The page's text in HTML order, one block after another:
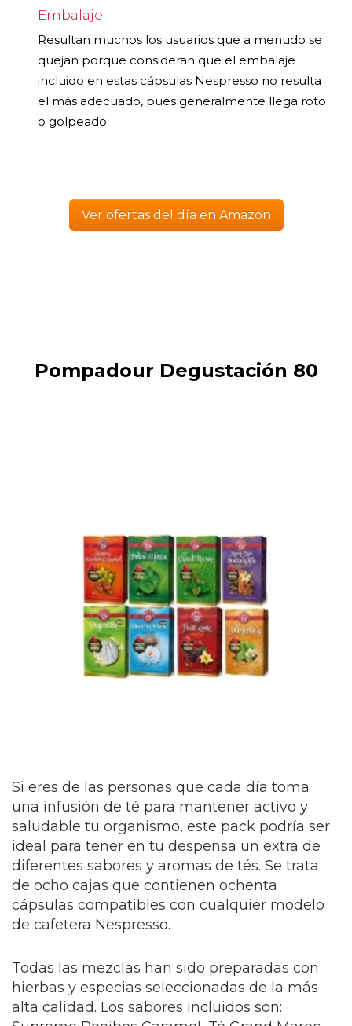
Embalaje:
Resultan muchos los usuarios que a menudo se
quejan porque consideran que el embalaje
incluido en estas cápsulas Nespresso no resulta
el más adecuado, pues generalmente llega roto
o golpeado.
Ver ofertas del día en Amazon
Pompadour Degustación 80
Si eres de las personas que cada día toma
una infusión de té para mantener activo y
saludable tu organismo, este pack podría ser
ideal para tener en tu despensa un extra de
diferentes sabores y aromas de tés. Se trata
de ocho cajas que contienen ochenta
cápsulas compatibles con cualquier modelo
de cafetera Nespresso.
Todas las mezclas han sido preparadas con
hierbas y especias seleccionadas de la más
alta calidad. Los sabores incluidos son: